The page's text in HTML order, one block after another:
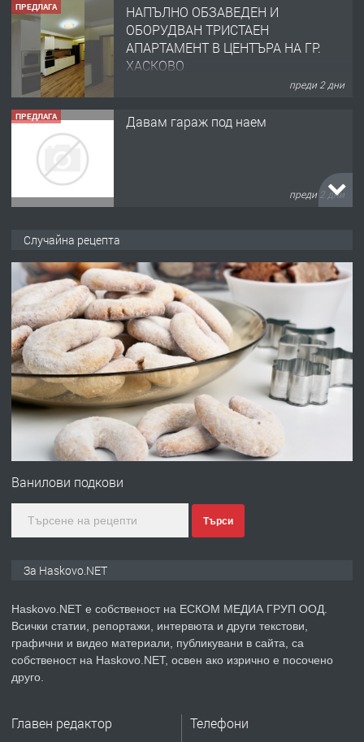
ПРЕДЛАГА
НАПЪЛНО ОБЗАВЕДЕН И
ОБОРУДВАН ТРИСТАЕН
АПАРТАМЕНТ В ЦЕНТЪРА НА ГР.
ХАСКОВО
преди 2 дни
ПРЕДЛАГА Давам гараж под наем
преди 2 дни
градската градина!
ПРЕДЛАГА
ПРОСТОРЕН ТРИСТАЕН
АПАРТАМЕНТ В НОВА СГРАДА КВ.
КУБА
ПРЕДЛАГА
Продавам парцел в гр. Хасково кв.
преди 3 дни
ПРЕДЛАГА
№4119 Едностаен обзаведен
Случайна рецепта
Ванилови подкови
Търси
За Haskovo.NET
Haskovo.NET е собственост на ЕСКОМ МЕДИА ГРУП ООД.
Всички статии, репортажи, интервюта и други текстови,
графични и видео материали, публикувани в сайта, са
собственост на Haskovo.NET, освен ако изрично е посочено
друго.
Главен редактор Телефони